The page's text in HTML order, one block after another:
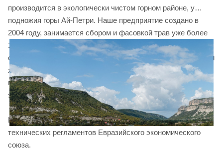
производится в экологически чистом горном районе, у
подножия горы Ай-Петри. Наше предприятие создано в
2004 году, занимается сбором и фасовкой трав уже более
10 лет. Мы имеем все необходимое современное
оборудование и производственные площади для фасовки и
хранения травяных чаев. Для изготовления сырья и
приготовления сборов используется только ручной труд и
экологически чистые технологии.
Продукция сертифицирована в соответствии требованиям
технических регламентов Евразийского экономического
союза.